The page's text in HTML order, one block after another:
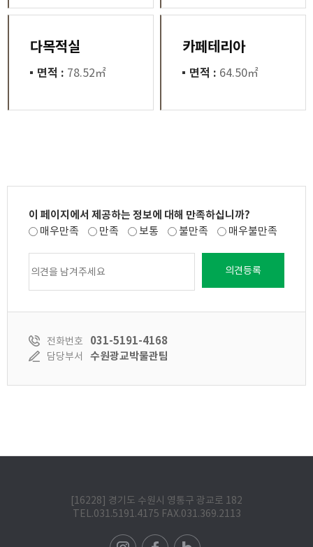
다목적실
면적 : 78.52㎡
카페테리아
면적 : 64.50㎡
이 페이지에서 제공하는 정보에 대해 만족하십니까?
매우만족
만족 보통 불만족 매우불만족
의견등록
전화번호 031-5191-4168
담당부서 수원광교박물관팀
[16228] 경기도 수원시 영통구 광교로 182
TEL.031.5191.4175 FAX.031.369.2113